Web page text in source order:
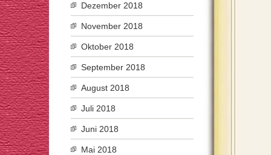
Dezember 2018
November 2018
Oktober 2018
September 2018
August 2018
Juli 2018
Juni 2018
Mai 2018